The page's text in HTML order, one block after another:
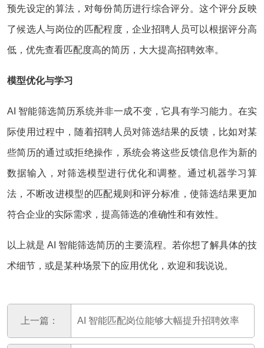
预先设定的算法，对每份简历进行综合评分。这个评分反映
了候选人与岗位的匹配程度，企业招聘人员可以根据评分高
低，优先查看匹配度高的简历，大大提高招聘效率。
模型优化与学习
AI 智能筛选简历系统并非一成不变，它具有学习能力。在实
际使用过程中，随着招聘人员对筛选结果的反馈，比如对某
些简历的通过或拒绝操作，系统会将这些反馈信息作为新的
数据输入，对筛选模型进行优化和调整。通过机器学习算
法，不断改进模型的匹配规则和评分标准，使筛选结果更加
符合企业的实际需求，提高筛选的准确性和有效性。
以上就是 AI 智能筛选简历的主要流程。若你想了解具体的技
术细节，或是某种场景下的应用优化，欢迎和我说说。
上一篇： AI 智能匹配岗位能够大幅提升招聘效率